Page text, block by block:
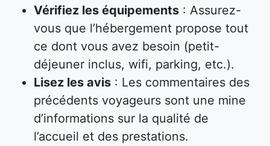
Vérifiez les équipements : Assurez-
vous que l’hébergement propose tout
ce dont vous avez besoin (petit-
déjeuner inclus, wifi, parking, etc.).
Lisez les avis : Les commentaires des
précédents voyageurs sont une mine
d’informations sur la qualité de
l’accueil et des prestations.